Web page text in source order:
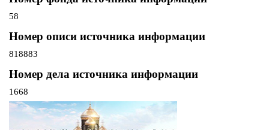
58
Номер описи источника информации
818883
Номер дела источника информации
1668